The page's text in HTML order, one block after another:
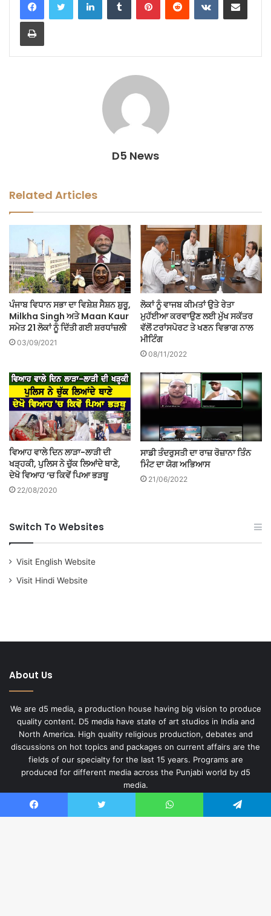
D5 News
Related Articles
ਪੰਜਾਬ ਵਿਧਾਨ ਸਭਾ ਦਾ ਵਿਸ਼ੇਸ਼ ਸੈਸ਼ਨ ਸ਼ੁਰੂ,
Milkha Singh ਅਤੇ Maan Kaur
ਸਮੇਤ 21 ਲੋਕਾਂ ਨੂੰ ਦਿੱਤੀ ਗਈ ਸ਼ਰਧਾਂਜ਼ਲੀ
03/09/2021
ਲੋਕਾਂ ਨੂੰ ਵਾਜਬ ਕੀਮਤਾਂ ਉਤੇ ਰੇਤਾ
ਮੁਹੱਈਆ ਕਰਵਾਉਣ ਲਈ ਮੁੱਖ ਸਕੱਤਰ
ਵੱਲੋਂ ਟਰਾਂਸਪੋਰਟ ਤੇ ਖਣਨ ਵਿਭਾਗ ਨਾਲ
ਮੀਟਿੰਗ
08/11/2022
ਵਿਆਹ ਵਾਲੇ ਦਿਨ ਲਾੜਾ-ਲਾੜੀ ਦੀ
ਖੜ੍ਹਕੀ, ਪੁਲਿਸ ਨੇ ਚੁੱਕ ਲਿਆਂਦੇ ਥਾਣੇ,
ਦੇਖੋ ਵਿਆਹ ‘ਚ ਕਿਵੇਂ ਪਿਆ ਭੜਥੂ
22/08/2020
ਸਾਡੀ ਤੰਦਰੁਸਤੀ ਦਾ ਰਾਜ਼ ਰੋਜ਼ਾਨਾ ਤਿੰਨ
ਮਿੰਟ ਦਾ ਯੋਗ ਅਭਿਆਸ
21/06/2022
Switch To Websites
Visit English Website
Visit Hindi Website
About Us
We are d5 media, a production house having big vision to produce
quality content. D5 media have state of art studios in India and
North America. High quality religious production, debates and
discussions on hot topics and packages on current affairs are the
fields of our specialty for the last 15 years. Programs are
produced for different media across the Punjabi world by d5
media.
Facebook Twitter WhatsApp Telegram